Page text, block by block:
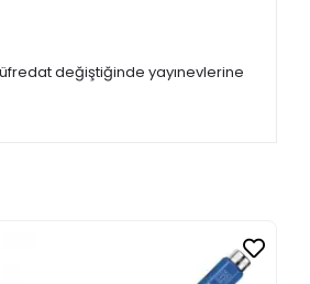
değiştiğinde yayınevlerine